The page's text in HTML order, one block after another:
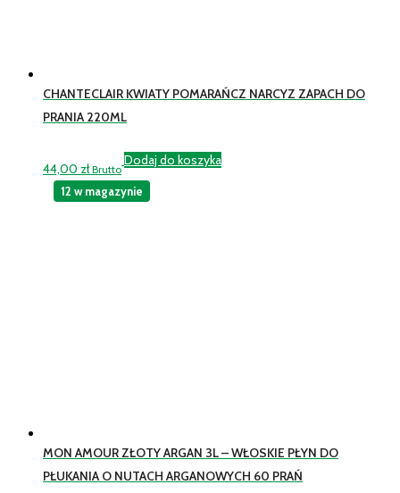
CHANTECLAIR KWIATY POMARAŃCZ NARCYZ ZAPACH DO
PRANIA 220ML
44,00 zł Brutto
Dodaj do koszyka
MON AMOUR ZŁOTY ARGAN 3L – WŁOSKIE PŁYN DO
PŁUKANIA O NUTACH ARGANOWYCH 60 PRAŃ
12 w magazynie